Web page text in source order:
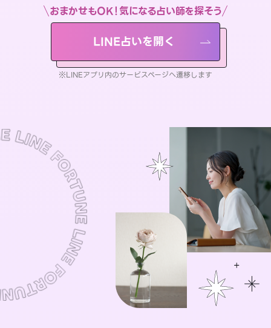
おまかせもOK！気になる占い師を探そう
LINE占いを開く
※LINEアプリ内のサービスページへ遷移します